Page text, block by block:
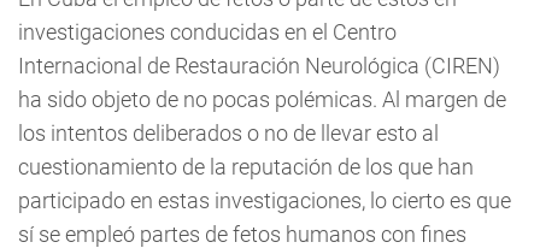
investigaciones conducidas en el Centro
Internacional de Restauración Neurológica (CIREN)
ha sido objeto de no pocas polémicas. Al margen de
los intentos deliberados o no de llevar esto al
cuestionamiento de la reputación de los que han
participado en estas investigaciones, lo cierto es que
sí se empleó partes de fetos humanos con fines